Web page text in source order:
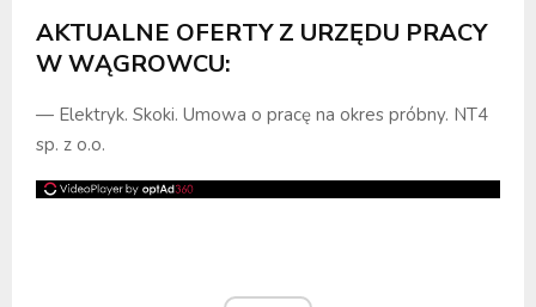
AKTUALNE OFERTY Z URZĘDU PRACY
W WĄGROWCU:
— Elektryk. Skoki. Umowa o pracę na okres próbny. NT4
sp. z o.o.